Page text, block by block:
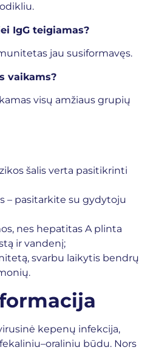
IgG teigiamas?
jau susiformavęs.
vaikams?
visų amžiaus grupių
šalis verta pasitikrinti
– pasitarkite su gydytoju
nes hepatitas A plinta
ir vandenį;
svarbu laikytis bendrų
kepenų infekcija,
būdu. Nors